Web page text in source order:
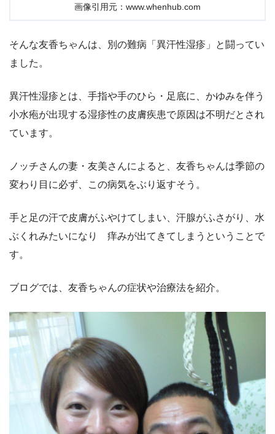
画像引用元：www.whenhub.com
そんな友香ちゃんは、別の難病「異汗性湿疹」と闘ってい
ました。
異汗性湿疹とは、手指や手のひら・足底に、かゆみを伴う
小水疱が出現する湿疹性の皮膚疾患で原因は不明だとされ
ています。
ノッチさんの妻・友美さんによると、友香ちゃんは季節の
変わり目に必ず、この病気をぶり返すそう。
手と足の汗で皮膚がふやけてしまい、汗腺がふさがり、水
ぶくれみたいになり 痒みが出てきてしまうということで
す。
ブログでは、友香ちゃんの症状や治療法を紹介。